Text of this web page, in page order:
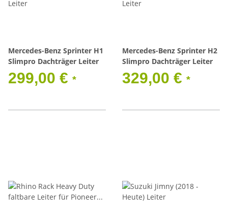
Mercedes-Benz Sprinter H1
Slimpro Dachträger Leiter
299,00 € *
Mercedes-Benz Sprinter H2
Slimpro Dachträger Leiter
329,00 € *